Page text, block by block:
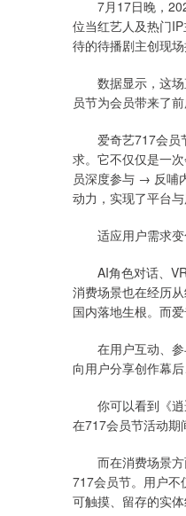
7月17日晚，
位当红艺人及热门
待的待播剧主创现
数据显示，这场
员节为会员带来了前
爱奇艺717会员节
求。它不仅仅是一
员深度参与 → 反哺
动力，实现了平台与
适应用户需求变
AI角色对话、VR
消费场景也在经历
国内落地生根。而
在用户互动、参
向用户分享创作幕
你可以看到《逍遥
在717会员节活动期
而在消费场景方面
717会员节。用户不
可触摸、留存的实